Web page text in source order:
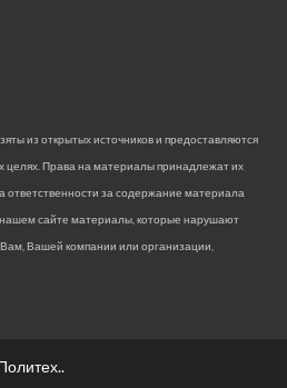
из открытых источников и предоставляются
целях. Права на материалы принадлежат их
ответственности за содержание материала
сайте материалы, которые нарушают
Вашей компании или организации,
.